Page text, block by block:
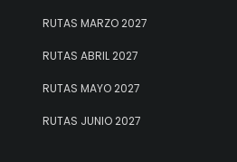
RUTAS MARZO 2027
RUTAS ABRIL 2027
RUTAS MAYO 2027
RUTAS JUNIO 2027